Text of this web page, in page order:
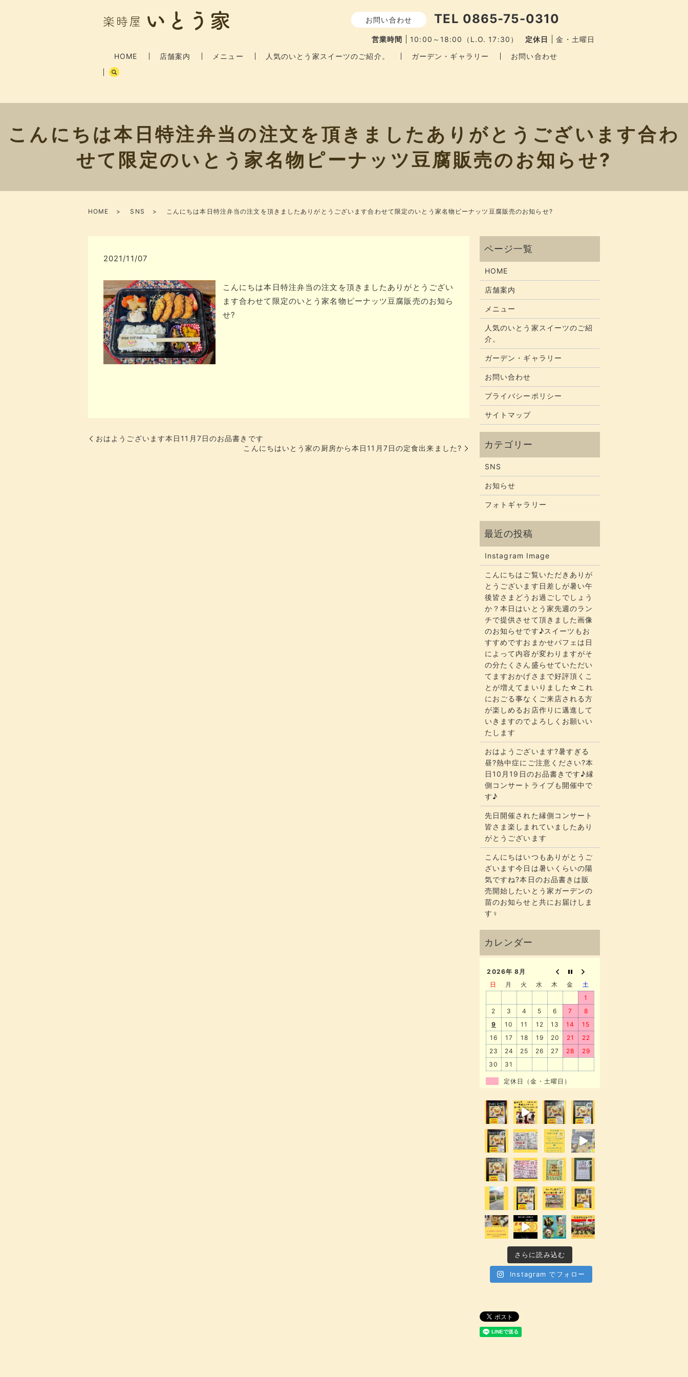
HOME 店舗案内 メニュー 人気のいとう家スイーツのご紹介。 ガーデン・ギャラリー お問い合わせ
お問い合わせ TEL 0865-75-0310
営業時間 10:00～18:00（L.O. 17:30） 定休日 金・土曜日
こんにちは本日特注弁当の注文を頂きましたありがとうございます合わ
せて限定のいとう家名物ピーナッツ豆腐販売のお知らせ?
HOME SNS こんにちは本日特注弁当の注文を頂きましたありがとうございます合わせて限定のいとう家名物ピーナッツ豆腐販売のお知らせ?
2021/11/07
こんにちは本日特注弁当の注文を頂きましたありがとうござい
ます合わせて限定のいとう家名物ピーナッツ豆腐販売のお知ら
せ?
おはようございます本日11月7日のお品書きです
こんにちはいとう家の厨房から本日11月7日の定食出来ました?
HOME
店舗案内
メニュー
人気のいとう家スイーツのご紹
介。
ガーデン・ギャラリー
お問い合わせ
プライバシーポリシー
サイトマップ
SNS
お知らせ
フォトギャラリー
Instagram Image
こんにちはご覧いただきありが
とうございます​​​日差しが暑い午
後皆さまどうお過ごしでしょう
か？​​​本日はいとう家先週のラン
チで提供させて頂きました画像
のお知らせです♪スイーツもお
すすめですおまかせパフェは日
によって内容が変わりますがそ
の分たくさん盛らせていただい
てます​​​おかげさまで好評頂くこ
とが増えてまいりました☆​​これ
におごる事なくご来店される方
が楽しめるお店作りに邁進して
いきますのでよろしくお願いい
たします
おはようございます?暑すぎる
昼?熱中症にご注意ください?本
日10月19日のお品書きです♪縁
側コンサートライブも開催中で
す♪
先日開催された縁側コンサート
皆さま楽しまれていましたあり
がとうございます
こんにちはいつもありがとうご
ざいます今日は暑いくらいの陽
気ですね?本日のお品書きは販
売開始したいとう家ガーデンの
苗のお知らせと共にお届けしま
す‍♀️
2026年 8月
日
月 火 水 木 金
土
1
2
3 4 5 6 7
8
9
10 11 12 13 14
15
16
17 18 19 20 21
22
23
24 25 26 27 28
29
30
31
定休日（金・土曜日）
さらに読み込む
Instagram でフォロー